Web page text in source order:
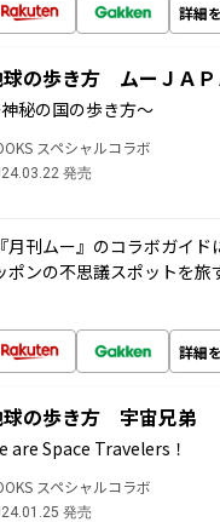
詳細
の歩き方 ムーＪＡ
秘の国の歩き方～
スペシャルコラボ
発売
月刊ムー』のコラボガイ
ポンの不思議スポットを旅
詳細
球の歩き方 宇宙兄弟
are Space Travelers！
スペシャルコラボ
発売